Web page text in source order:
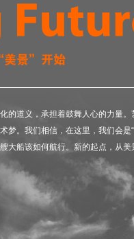
的道义，承担着鼓舞人心的力量。
梦。我们相信，在这里，我们会是
大船该如何航行。新的起点，从美